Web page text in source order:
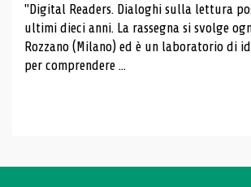
"Digital Readers. Dialoghi sulla lettura
ultimi dieci anni. La rassegna si svolge
Rozzano (Milano) ed è un laboratorio di
per comprendere ...